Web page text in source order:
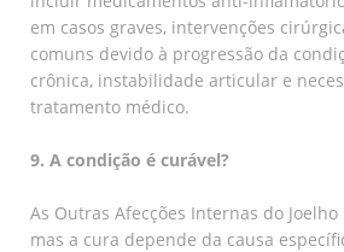
em casos graves, intervenções
comuns devido à progressão da
crônica, instabilidade articular e
tratamento médico.
9. A condição é curável?
As Outras Afecções Internas do
mas a cura depende da causa